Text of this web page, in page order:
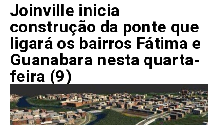
Joinville inicia
construção da ponte que
ligará os bairros Fátima e
Guanabara nesta quarta-
feira (9)